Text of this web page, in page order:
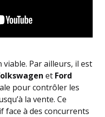
Par ailleurs, il est
et Ford
pour contrôler les
la vente. Ce
face à des concurrents